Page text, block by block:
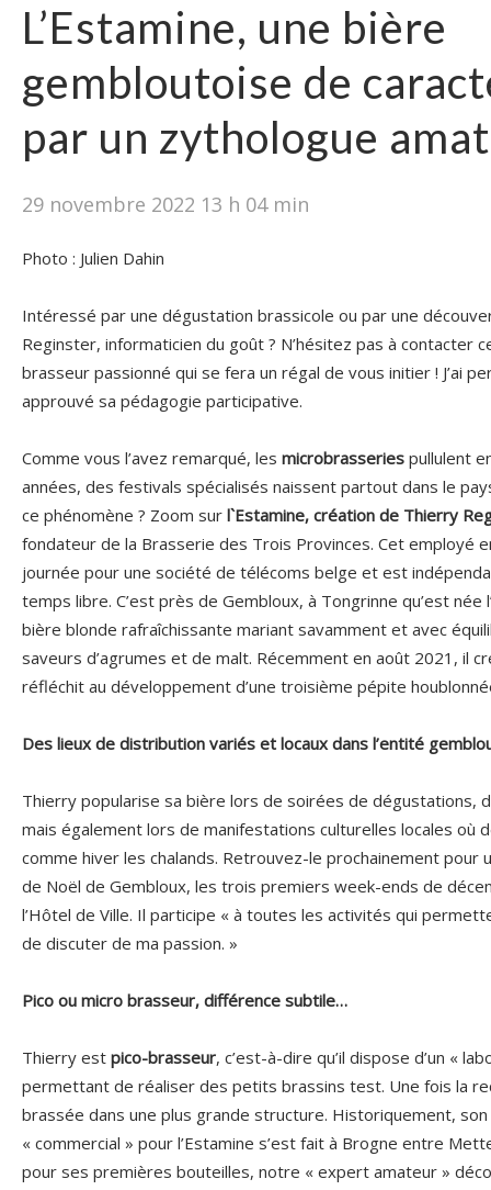
L’Estamine, une bière
gembloutoise de
par un zythologue
29 novembre 2022 13 h 04 min
Photo : Julien Dahin
Intéressé par une dégustation brassicole ou par une
Reginster, informaticien du goût ? N’hésitez pas à contacter
brasseur passionné qui se fera un régal de vous initier ! J’ai
approuvé sa pédagogie participative.
Comme vous l’avez remarqué, les microbrasseries pullulent
années, des festivals spécialisés naissent partout dans le
ce phénomène ? Zoom sur l`Estamine, création de Thierry
fondateur de la Brasserie des Trois Provinces. Cet employé
journée pour une société de télécoms belge et est
temps libre. C’est près de Gembloux, à Tongrinne qu’est née
bière blonde rafraîchissante mariant savamment et avec
saveurs d’agrumes et de malt. Récemment en août 2021, il
réfléchit au développement d’une troisième pépite
Des lieux de distribution variés et locaux dans l’entité
Thierry popularise sa bière lors de soirées de dégustations,
mais également lors de manifestations culturelles locales où
comme hiver les chalands. Retrouvez-le prochainement pour
de Noël de Gembloux, les trois premiers week-ends de
l’Hôtel de Ville. Il participe « à toutes les activités qui
de discuter de ma passion. »
Pico ou micro brasseur, différence subtile…
Thierry est pico-brasseur, c’est-à-dire qu’il dispose d’un «
permettant de réaliser des petits brassins test. Une fois la
brassée dans une plus grande structure. Historiquement,
« commercial » pour l’Estamine s’est fait à Brogne entre
pour ses premières bouteilles, notre « expert amateur »